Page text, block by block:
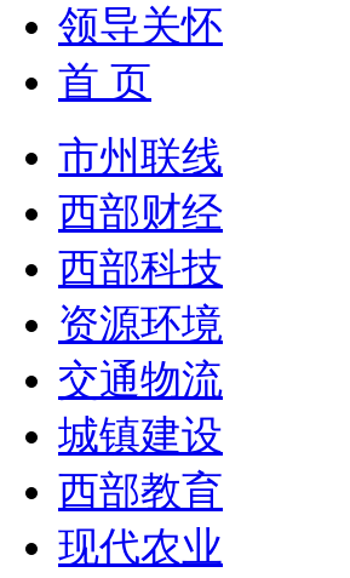
领导关怀
首 页
市州联线
西部财经
西部科技
资源环境
交通物流
城镇建设
西部教育
现代农业